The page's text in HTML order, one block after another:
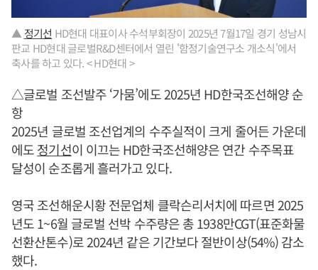
▲ 정기선 HD현대 대표이사 수석부회장이 2025년 7월17일 경기 성남시
판교 HD현대 글로벌R&D센터에서 열린 '함정기술연구소 개소식'에서
축사를 하고 있다. < HD현대 >
△글로벌 조선발주 ‘가뭄’에도 2025년 HD한국조선해양 순
항
2025년 글로벌 조선업계의 수주실적이 크게 줄어든 가운데
에도정기선이 이끄는 HD한국조선해양은 연간 수주목표
달성이 순조롭게 흘러가고 있다.
영국 조선해운시황 전문업체 클락슨리서치에 따르면 2025
년도 1~6월 글로벌 선박 수주량은 총 1938만CGT(표준화물
선환산톤수)로 2024년 같은 기간보다 절반이상(54%) 감소
했다.